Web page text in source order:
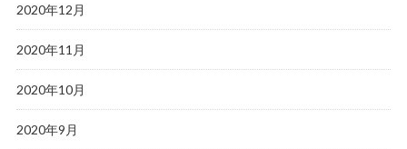
2020年12月
2020年11月
2020年10月
2020年9月